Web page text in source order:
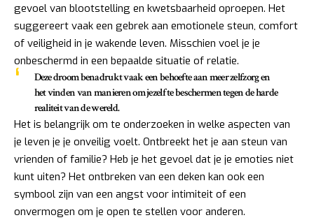
gevoel van blootstelling en kwetsbaarheid oproepen. Het
suggereert vaak een gebrek aan emotionele steun, comfort
of veiligheid in je wakende leven. Misschien voel je je
onbeschermd in een bepaalde situatie of relatie.
Deze droom benadrukt vaak een behoefte aan meer zelfzorg en
het vinden van manieren om jezelf te beschermen tegen de harde
realiteit van de wereld.
Het is belangrijk om te onderzoeken in welke aspecten van
je leven je je onveilig voelt. Ontbreekt het je aan steun van
vrienden of familie? Heb je het gevoel dat je je emoties niet
kunt uiten? Het ontbreken van een deken kan ook een
symbool zijn van een angst voor intimiteit of een
onvermogen om je open te stellen voor anderen.